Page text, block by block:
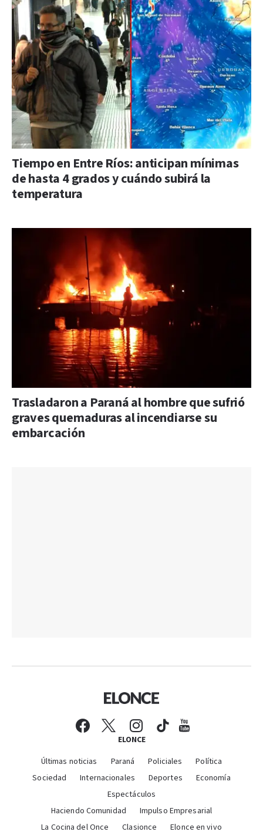
Tiempo en Entre Ríos: anticipan mínimas
de hasta 4 grados y cuándo subirá la
temperatura
Trasladaron a Paraná al hombre que sufrió
graves quemaduras al incendiarse su
embarcación
ELONCE
Últimas noticias Paraná Policiales
Política
Sociedad
Internacionales Deportes
Economía
Espectáculos
Haciendo Comunidad
Impulso Empresarial
La Cocina del Once
Clasionce Elonce en vivo